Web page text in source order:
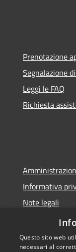
Prenotazione
Segnalazione
Leggi le FAQ
Richiesta
Informativa
Note legali
Dichiarazione
Questo sito web
necessari al